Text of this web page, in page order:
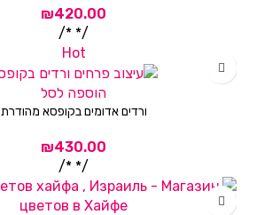
/* */
Hot
הוספה לסל
ורדים אדומים בקופסא מהודרת
/* */